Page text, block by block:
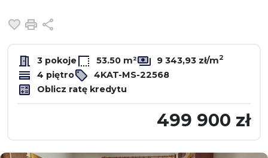
Dodaj do ulubionych
Drukuj
3 pokoje 53.50 m² 9 343,93 zł/m2
4 piętro
4KAT-MS-22568
Oblicz ratę kredytu
499 900 zł